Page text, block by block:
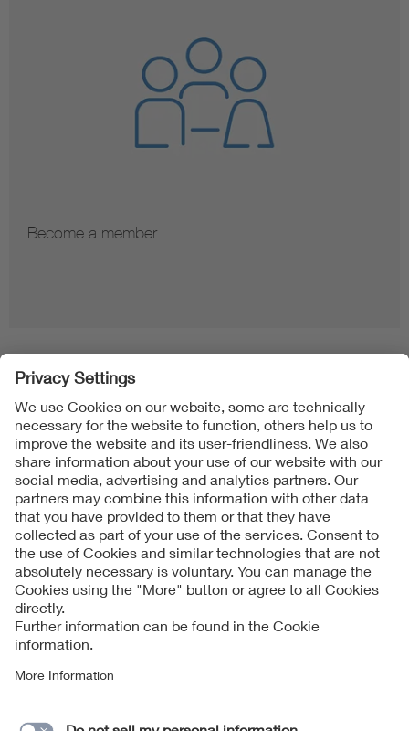
Become a member
Folgen Sie uns
Contact
Imprint
Data Protection Notice
Cookies Notice